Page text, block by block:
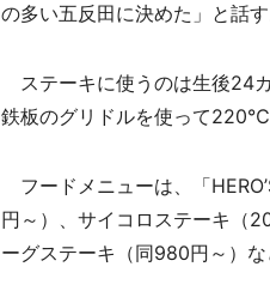
の多い五反田に決めた」と話す
ステーキに使うのは生後24
鉄板のグリドルを使って220℃
フードメニューは、「
円～）、サイコロステーキ（
ーグステーキ（同980円～）